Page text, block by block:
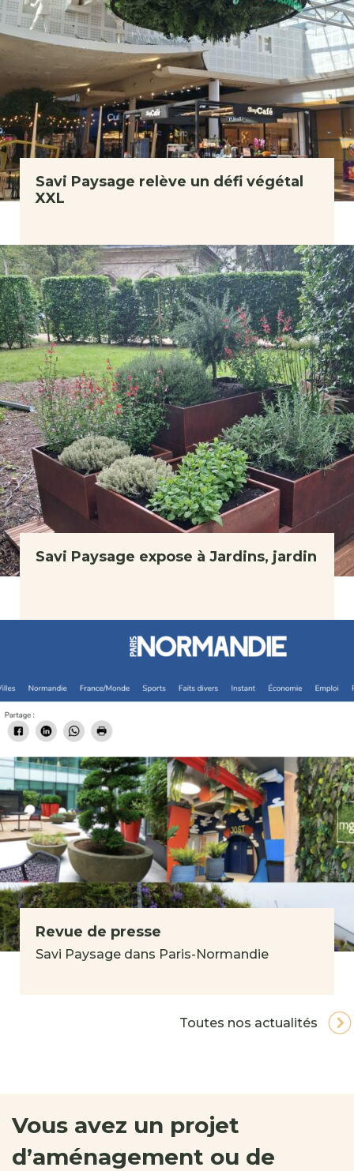
Savi Paysage relève un défi végétal
XXL
Savi Paysage expose à Jardins, jardin
Revue de presse
Savi Paysage dans Paris-Normandie
Toutes nos actualités
Vous avez un projet
d’aménagement ou de